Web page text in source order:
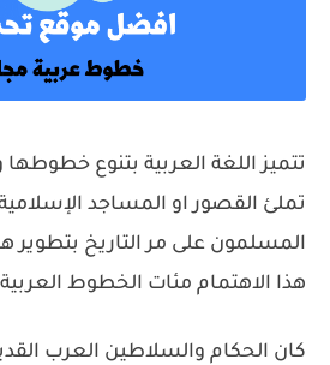
تتميز اللغة العربية بتنوع
تملئ القصور او المساجد
المسلمون على مر التاريخ
هذا الاهتمام مئات الخطوط
كان الحكام والسلاطين العرب